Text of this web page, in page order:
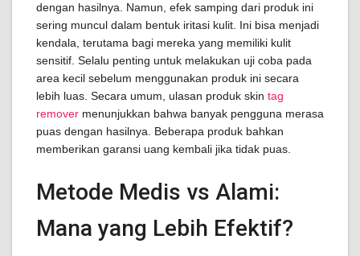
dengan hasilnya. Namun, efek samping dari produk ini
sering muncul dalam bentuk iritasi kulit. Ini bisa menjadi
kendala, terutama bagi mereka yang memiliki kulit
sensitif. Selalu penting untuk melakukan uji coba pada
area kecil sebelum menggunakan produk ini secara
lebih luas. Secara umum, ulasan produk skin tag
remover menunjukkan bahwa banyak pengguna merasa
puas dengan hasilnya. Beberapa produk bahkan
memberikan garansi uang kembali jika tidak puas.
Metode Medis vs Alami:
Mana yang Lebih Efektif?